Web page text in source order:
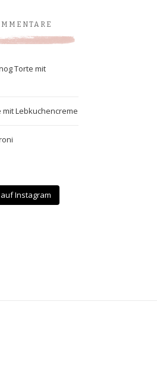
Torte mit
mit Lebkuchencreme
Instagram